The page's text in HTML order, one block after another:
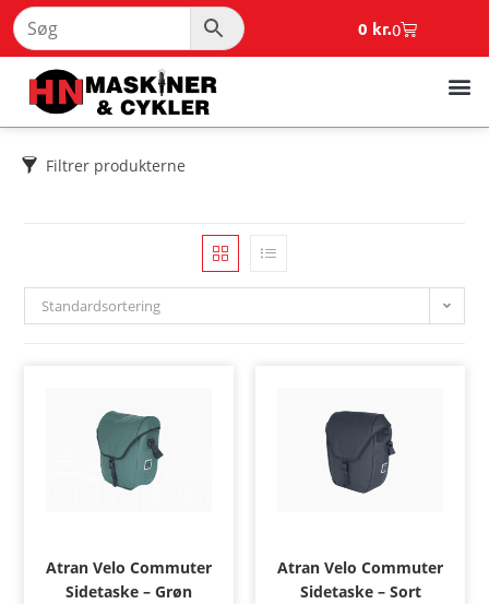
0 kr.0
Filtrer produkterne
Standardsortering
Atran Velo Commuter
Sidetaske – Grøn
Atran Velo Commuter
Sidetaske – Sort